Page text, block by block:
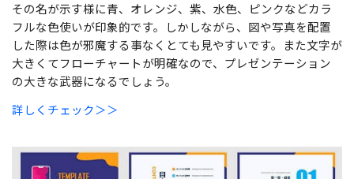
その名が示す様に青、オレンジ、紫、水色、ピンクなどカラ
フルな色使いが印象的です。しかしながら、図や写真を配置
した際は色が邪魔する事なくとても見やすいです。また文字が
大きくてフローチャートが明確なので、プレゼンテーション
の大きな武器になるでしょう。
詳しくチェック＞＞